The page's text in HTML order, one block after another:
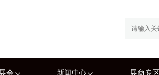
会 新闻中心 展商专区